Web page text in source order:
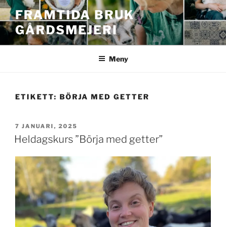
Hoppa
till
innehåll
FRAMTIDA BRUK
GÅRDSMEJERI
Meny
ETIKETT: BÖRJA MED GETTER
PUBLICERAT
7 JANUARI, 2025
Heldagskurs ”Börja med getter”